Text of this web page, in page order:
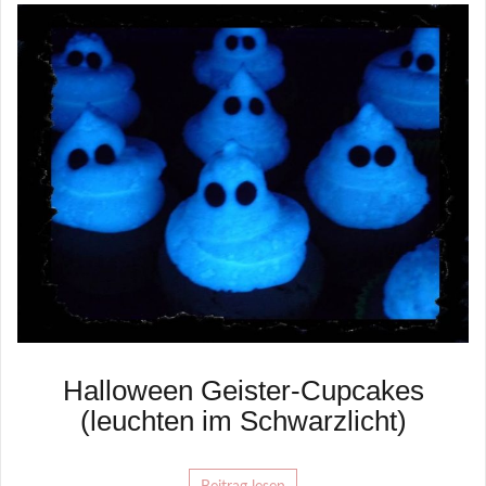
Halloween Geister-Cupcakes
(leuchten im Schwarzlicht)